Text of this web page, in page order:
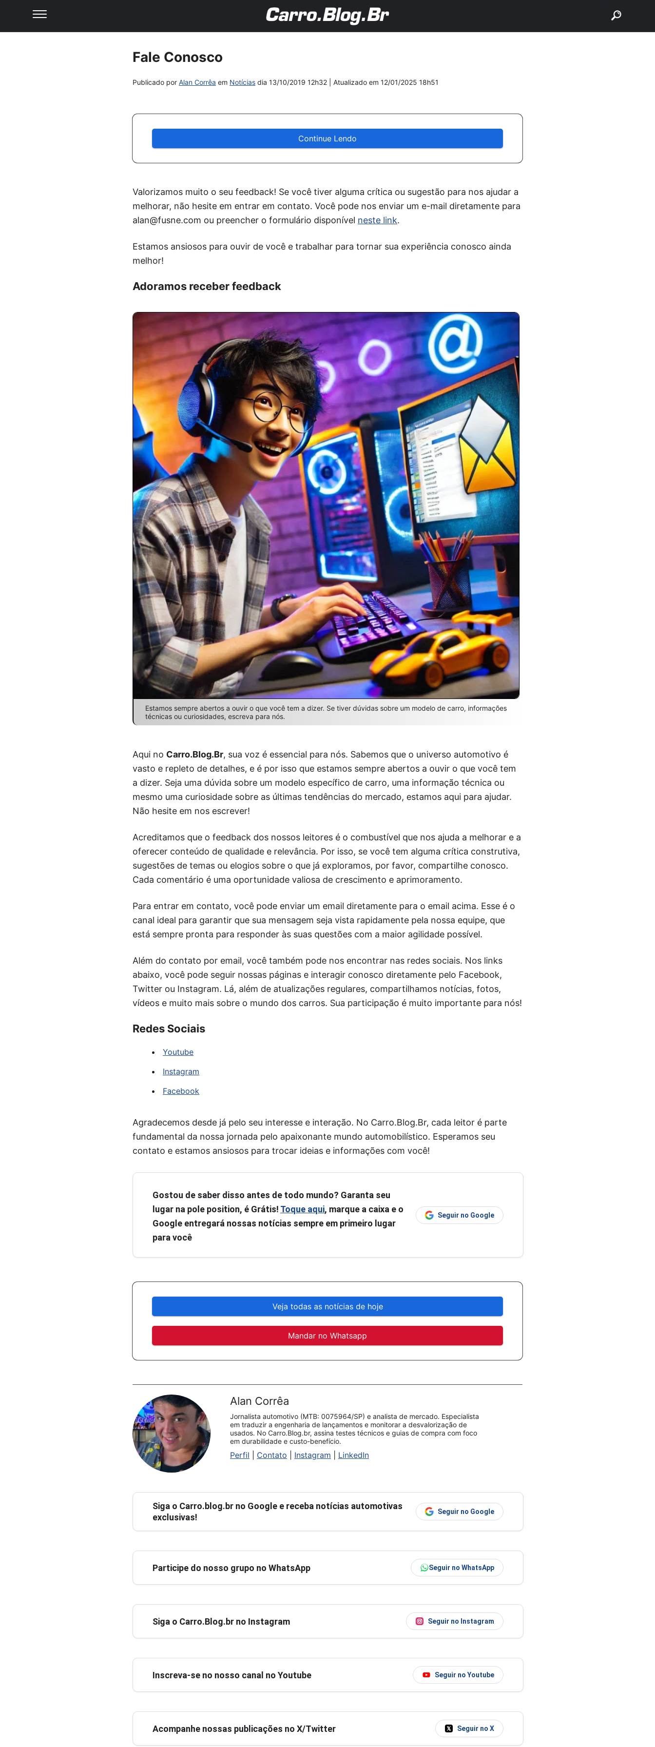
Fale Conosco
Publicado por Alan Corrêa em Notícias dia 13/10/2019 12h32 | Atualizado em 12/01/2025 18h51
Continue Lendo
Valorizamos muito o seu feedback! Se você tiver alguma crítica ou sugestão para nos ajudar a
melhorar, não hesite em entrar em contato. Você pode nos enviar um e-mail diretamente para
alan@fusne.com ou preencher o formulário disponível neste link.
Estamos ansiosos para ouvir de você e trabalhar para tornar sua experiência conosco ainda
melhor!
Adoramos receber feedback
Estamos sempre abertos a ouvir o que você tem a dizer. Se tiver dúvidas sobre um modelo de carro, informações
técnicas ou curiosidades, escreva para nós.
Aqui no Carro.Blog.Br, sua voz é essencial para nós. Sabemos que o universo automotivo é
vasto e repleto de detalhes, e é por isso que estamos sempre abertos a ouvir o que você tem
a dizer. Seja uma dúvida sobre um modelo específico de carro, uma informação técnica ou
mesmo uma curiosidade sobre as últimas tendências do mercado, estamos aqui para ajudar.
Não hesite em nos escrever!
Acreditamos que o feedback dos nossos leitores é o combustível que nos ajuda a melhorar e a
oferecer conteúdo de qualidade e relevância. Por isso, se você tem alguma crítica construtiva,
sugestões de temas ou elogios sobre o que já exploramos, por favor, compartilhe conosco.
Cada comentário é uma oportunidade valiosa de crescimento e aprimoramento.
Para entrar em contato, você pode enviar um email diretamente para o email acima. Esse é o
canal ideal para garantir que sua mensagem seja vista rapidamente pela nossa equipe, que
está sempre pronta para responder às suas questões com a maior agilidade possível.
Além do contato por email, você também pode nos encontrar nas redes sociais. Nos links
abaixo, você pode seguir nossas páginas e interagir conosco diretamente pelo Facebook,
Twitter ou Instagram. Lá, além de atualizações regulares, compartilhamos notícias, fotos,
vídeos e muito mais sobre o mundo dos carros. Sua participação é muito importante para nós!
Redes Sociais
Youtube
Instagram
Facebook
Agradecemos desde já pelo seu interesse e interação. No Carro.Blog.Br, cada leitor é parte
fundamental da nossa jornada pelo apaixonante mundo automobilístico. Esperamos seu
contato e estamos ansiosos para trocar ideias e informações com você!
Gostou de saber disso antes de todo mundo? Garanta seu
lugar na pole position, é Grátis! Toque aqui, marque a caixa e o
Google entregará nossas notícias sempre em primeiro lugar
para você
Seguir no Google
Veja todas as notícias de hoje
Mandar no Whatsapp
Alan Corrêa
Jornalista automotivo (MTB: 0075964/SP) e analista de mercado. Especialista
em traduzir a engenharia de lançamentos e monitorar a desvalorização de
usados. No Carro.Blog.br, assina testes técnicos e guias de compra com foco
em durabilidade e custo-benefício.
Perfil Contato Instagram LinkedIn
Siga o Carro.blog.br no Google e receba notícias automotivas
exclusivas!
Seguir no Google
Participe do nosso grupo no WhatsApp Seguir no WhatsApp
Siga o Carro.Blog.br no Instagram Seguir no Instagram
Inscreva-se no nosso canal no Youtube Seguir no Youtube
Acompanhe nossas publicações no X/Twitter Seguir no X